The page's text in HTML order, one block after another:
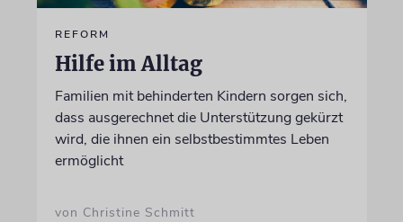
REFORM
Hilfe im Alltag
Familien mit behinderten Kindern sorgen sich,
dass ausgerechnet die Unterstützung gekürzt
wird, die ihnen ein selbstbestimmtes Leben
ermöglicht
von Christine Schmitt